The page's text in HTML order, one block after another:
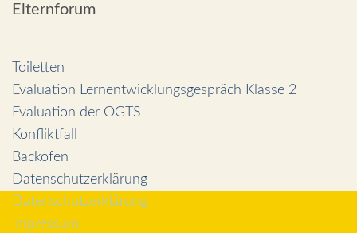
Elternforum
Toiletten
Evaluation Lernentwicklungsgespräch Klasse 2
Evaluation der OGTS
Konfliktfall
Backofen
Datenschutzerklärung
Datenschutzerklärung
Impressum